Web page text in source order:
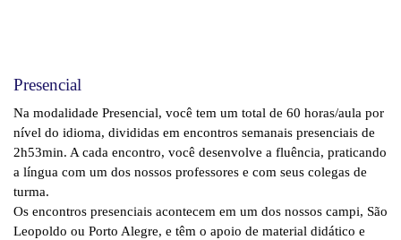
Presencial
Na modalidade Presencial, você tem um total de 60 horas/aula por
nível do idioma, divididas em encontros semanais presenciais de
2h53min. A cada encontro, você desenvolve a fluência, praticando
a língua com um dos nossos professores e com seus colegas de
turma.
Os encontros presenciais acontecem em um dos nossos campi, São
Leopoldo ou Porto Alegre, e têm o apoio de material didático e